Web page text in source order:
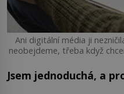
Ani digitální média ji
neobejdeme, třeba když
Jsem jednoduchá, a